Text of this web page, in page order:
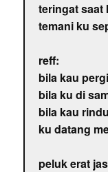
teringat saat
temani ku
reff:
bila kau
bila ku di
bila kau
ku datang
peluk erat